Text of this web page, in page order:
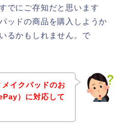
でにご存知だと思います
ッドの商品を購入しようか
るかもしれません。で
イクパッドのお
）に対応して